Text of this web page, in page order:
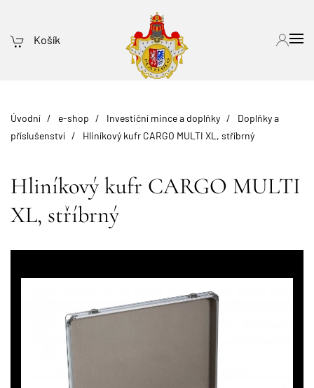
Košík
Úvodní e-shop Investiční mince a doplňky
Doplňky a
příslušenství
Hliníkový kufr CARGO MULTI XL, stříbrný
Hliníkový kufr CARGO MULTI
XL, stříbrný